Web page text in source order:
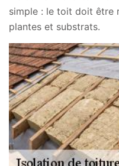
simple : le toit doit être
plantes et substrats.